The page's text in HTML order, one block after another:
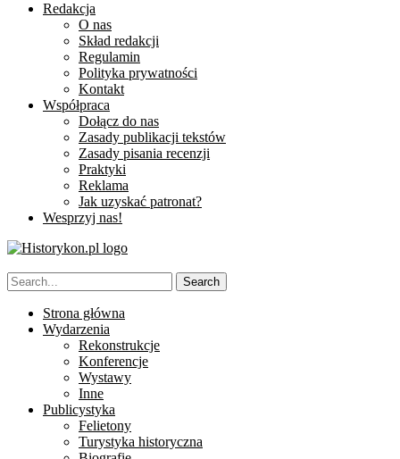
Redakcja
O nas
Skład redakcji
Regulamin
Polityka prywatności
Kontakt
Współpraca
Dołącz do nas
Zasady publikacji tekstów
Zasady pisania recenzji
Praktyki
Reklama
Jak uzyskać patronat?
Wesprzyj nas!
Strona główna
Wydarzenia
Rekonstrukcje
Konferencje
Wystawy
Inne
Publicystyka
Felietony
Turystyka historyczna